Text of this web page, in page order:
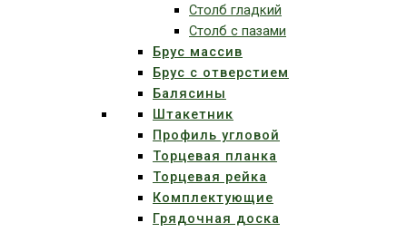
Столб гладкий
Столб с пазами
Брус массив
Брус с отверстием
Балясины
Штакетник
Профиль угловой
Торцевая планка
Торцевая рейка
Комплектующие
Грядочная доска